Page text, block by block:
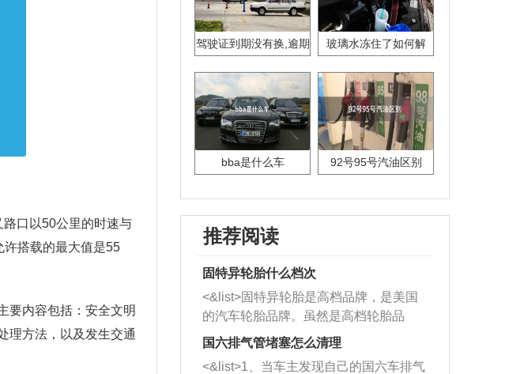
口以50公里的时速与
许搭载的最大值是55
要内容包括：安全文明
理方法，以及发生交通
驾驶证到期没有换,逾期
玻璃水冻住了如何解
bba是什么车 92号95号汽油区别
推荐阅读
固特异轮胎什么档次
<&list>固特异轮胎是高档品牌，是美国
的汽车轮胎品牌。虽然是高档轮胎品
牌，但是中高低端的轮胎都有生产，这
也是为了更好的开拓市场。
国六排气管堵塞怎么清理
<&list>1、当车主发现自己的国六车排气